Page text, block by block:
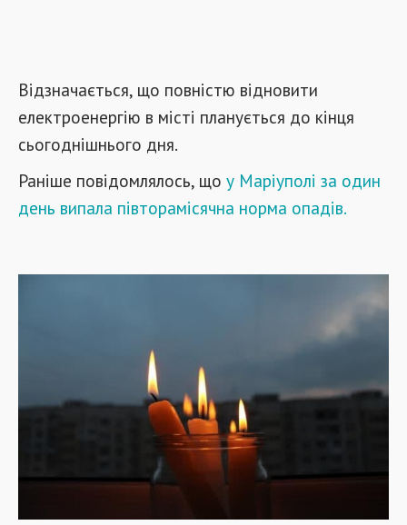
Відзначається, що повністю відновити
електроенергію в місті планується до кінця
сьогоднішнього дня.
Раніше повідомлялось, що у Маріуполі за один
день випала півторамісячна норма опадів.